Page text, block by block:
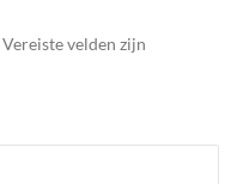
Vereiste velden zijn